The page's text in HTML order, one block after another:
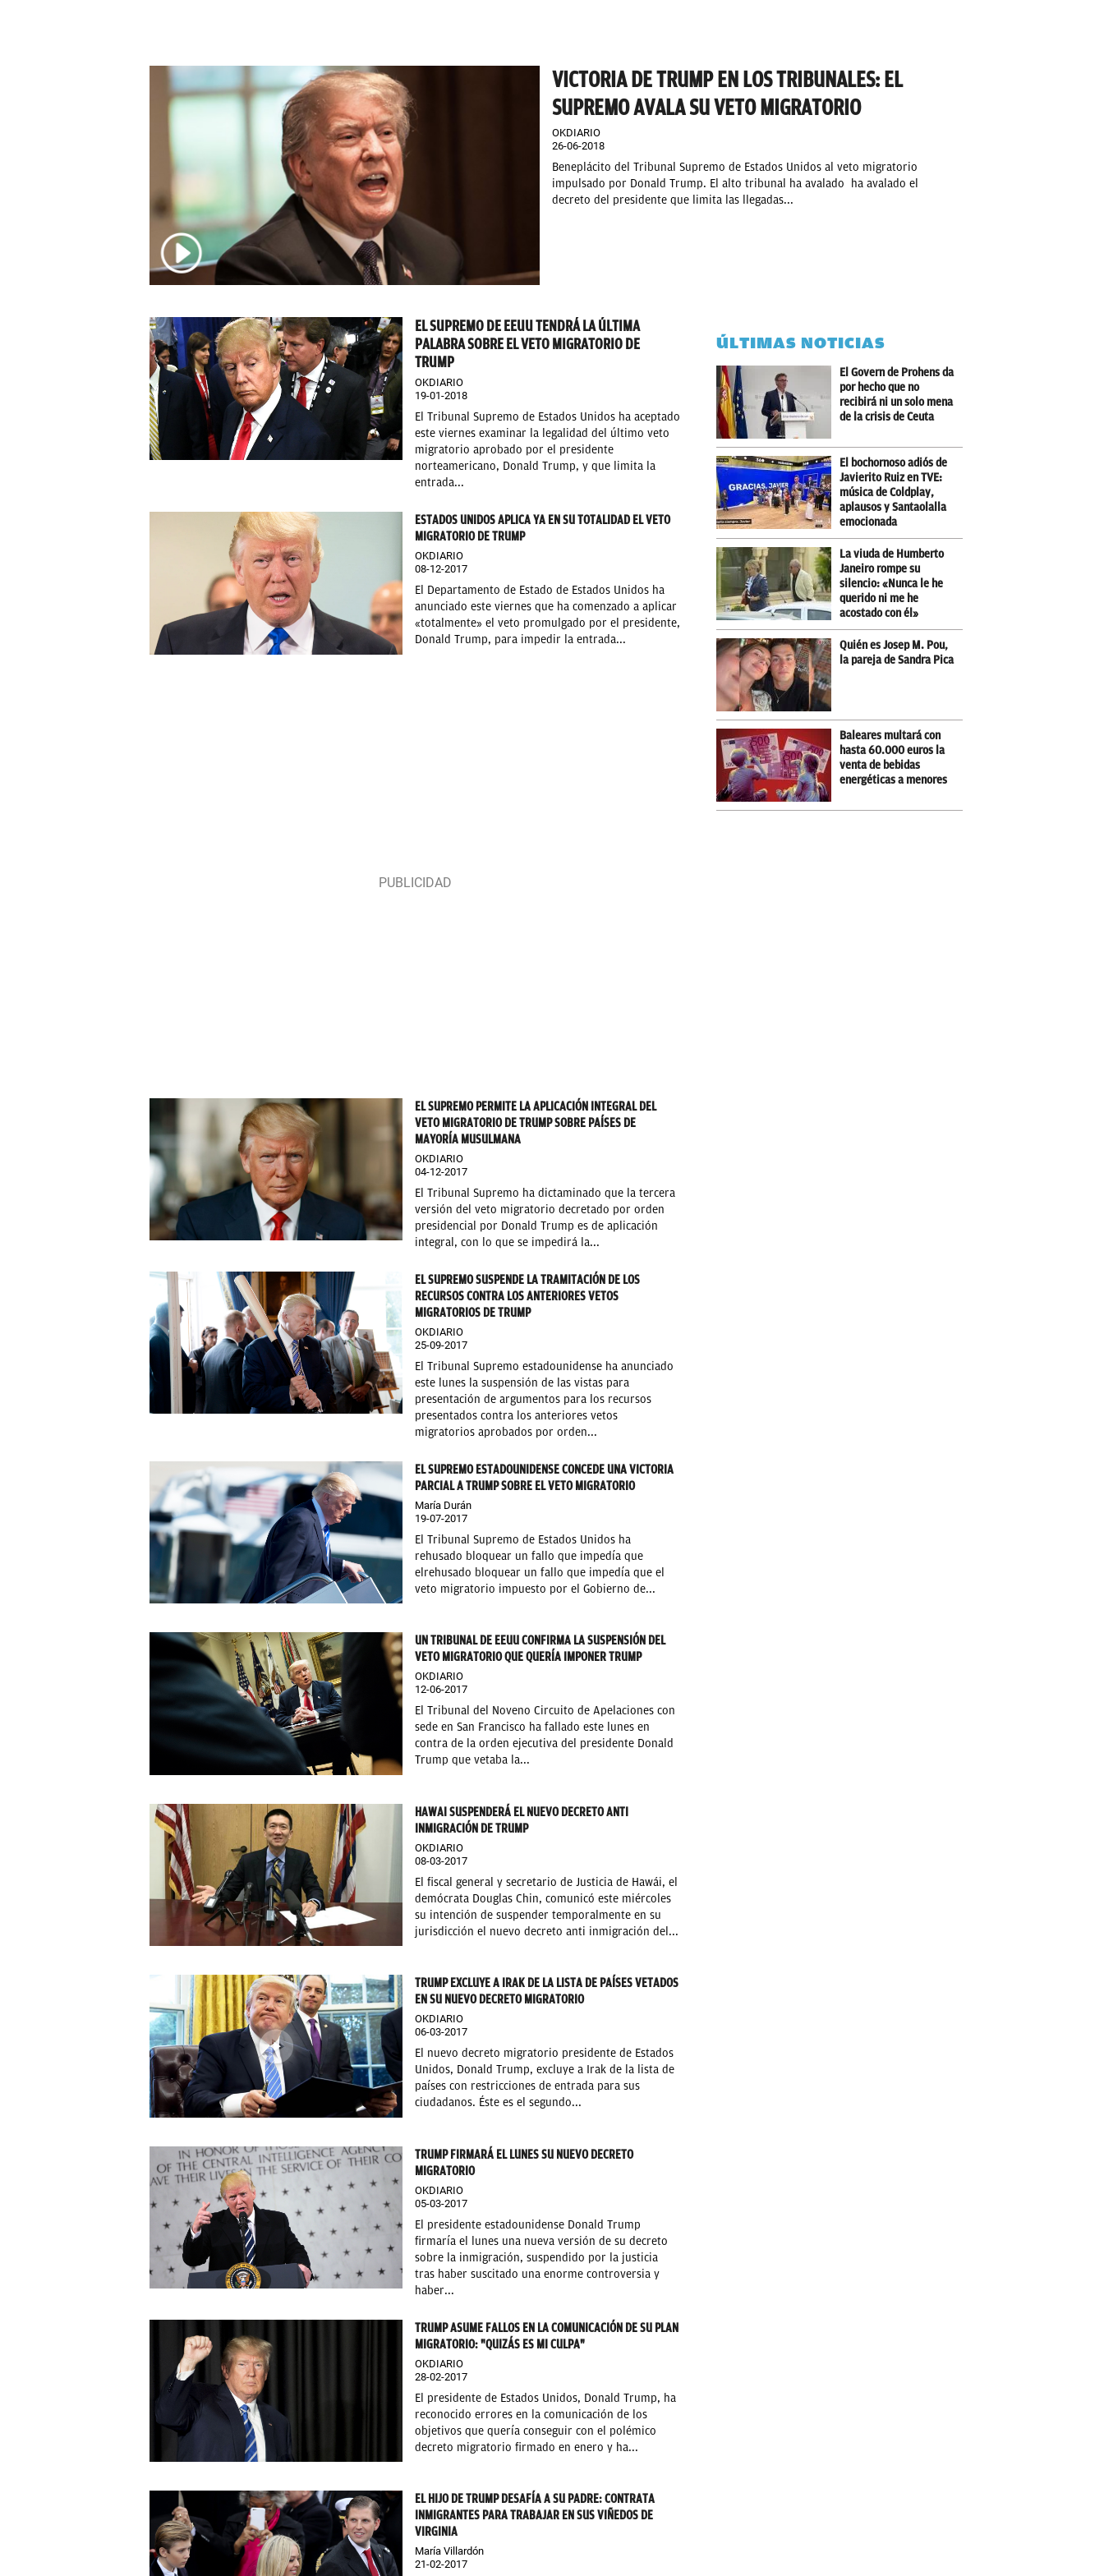
VICTORIA DE TRUMP EN LOS TRIBUNALES: EL
SUPREMO AVALA SU VETO MIGRATORIO
OKDIARIO
26-06-2018
Beneplácito del Tribunal Supremo de Estados Unidos al veto migratorio
impulsado por Donald Trump. El alto tribunal ha avalado ha avalado el
decreto del presidente que limita las llegadas...
EL SUPREMO DE EEUU TENDRÁ LA ÚLTIMA
PALABRA SOBRE EL VETO MIGRATORIO DE
TRUMP
OKDIARIO
19-01-2018
El Tribunal Supremo de Estados Unidos ha aceptado
este viernes examinar la legalidad del último veto
migratorio aprobado por el presidente
norteamericano, Donald Trump, y que limita la
entrada...
ESTADOS UNIDOS APLICA YA EN SU TOTALIDAD EL VETO
MIGRATORIO DE TRUMP
OKDIARIO
08-12-2017
El Departamento de Estado de Estados Unidos ha
anunciado este viernes que ha comenzado a aplicar
«totalmente» el veto promulgado por el presidente,
Donald Trump, para impedir la entrada...
EL SUPREMO PERMITE LA APLICACIÓN INTEGRAL DEL
VETO MIGRATORIO DE TRUMP SOBRE PAÍSES DE
MAYORÍA MUSULMANA
OKDIARIO
04-12-2017
El Tribunal Supremo ha dictaminado que la tercera
versión del veto migratorio decretado por orden
presidencial por Donald Trump es de aplicación
integral, con lo que se impedirá la...
EL SUPREMO SUSPENDE LA TRAMITACIÓN DE LOS
RECURSOS CONTRA LOS ANTERIORES VETOS
MIGRATORIOS DE TRUMP
OKDIARIO
25-09-2017
El Tribunal Supremo estadounidense ha anunciado
este lunes la suspensión de las vistas para
presentación de argumentos para los recursos
presentados contra los anteriores vetos
migratorios aprobados por orden...
EL SUPREMO ESTADOUNIDENSE CONCEDE UNA VICTORIA
PARCIAL A TRUMP SOBRE EL VETO MIGRATORIO
María Durán
19-07-2017
El Tribunal Supremo de Estados Unidos ha
rehusado bloquear un fallo que impedía que
elrehusado bloquear un fallo que impedía que el
veto migratorio impuesto por el Gobierno de...
UN TRIBUNAL DE EEUU CONFIRMA LA SUSPENSIÓN DEL
VETO MIGRATORIO QUE QUERÍA IMPONER TRUMP
OKDIARIO
12-06-2017
El Tribunal del Noveno Circuito de Apelaciones con
sede en San Francisco ha fallado este lunes en
contra de la orden ejecutiva del presidente Donald
Trump que vetaba la...
HAWAI SUSPENDERÁ EL NUEVO DECRETO ANTI
INMIGRACIÓN DE TRUMP
OKDIARIO
08-03-2017
El fiscal general y secretario de Justicia de Hawái, el
demócrata Douglas Chin, comunicó este miércoles
su intención de suspender temporalmente en su
jurisdicción el nuevo decreto anti inmigración del...
TRUMP EXCLUYE A IRAK DE LA LISTA DE PAÍSES VETADOS
EN SU NUEVO DECRETO MIGRATORIO
OKDIARIO
06-03-2017
El nuevo decreto migratorio presidente de Estados
Unidos, Donald Trump, excluye a Irak de la lista de
países con restricciones de entrada para sus
ciudadanos. Éste es el segundo...
TRUMP FIRMARÁ EL LUNES SU NUEVO DECRETO
MIGRATORIO
OKDIARIO
05-03-2017
El presidente estadounidense Donald Trump
firmaría el lunes una nueva versión de su decreto
sobre la inmigración, suspendido por la justicia
tras haber suscitado una enorme controversia y
haber...
TRUMP ASUME FALLOS EN LA COMUNICACIÓN DE SU PLAN
MIGRATORIO: "QUIZÁS ES MI CULPA"
OKDIARIO
28-02-2017
El presidente de Estados Unidos, Donald Trump, ha
reconocido errores en la comunicación de los
objetivos que quería conseguir con el polémico
decreto migratorio firmado en enero y ha...
EL HIJO DE TRUMP DESAFÍA A SU PADRE: CONTRATA
INMIGRANTES PARA TRABAJAR EN SUS VIÑEDOS DE
VIRGINIA
María Villardón
21-02-2017
ÚLTIMAS NOTICIAS
El Govern de Prohens da
por hecho que no
recibirá ni un solo mena
de la crisis de Ceuta
El bochornoso adiós de
Javierito Ruiz en TVE:
música de Coldplay,
aplausos y Santaolalla
emocionada
La viuda de Humberto
Janeiro rompe su
silencio: «Nunca le he
querido ni me he
acostado con él»
Quién es Josep M. Pou,
la pareja de Sandra Pica
Baleares multará con
hasta 60.000 euros la
venta de bebidas
energéticas a menores